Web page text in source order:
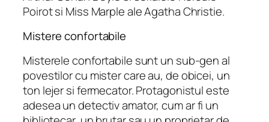
Poirot si Miss Marple ale Agatha Christie.
Mistere confortabile
Misterele confortabile sunt un sub-gen al
povestilor cu mister care au, de obicei, un
ton lejer si fermecator. Protagonistul este
adesea un detectiv amator, cum ar fi un